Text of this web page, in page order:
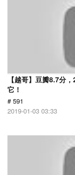
【越哥】豆瓣8.7分
它！
# 591
2019-01-03 03:33